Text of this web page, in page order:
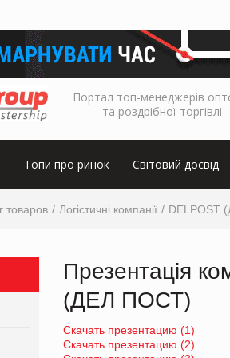
Портал топ-менеджерів
та роздрібної торгівлі
Топи про ринок Світовий досвід
товаров Логістичні компанії DELPOST
Презентація
(ДЕЛ ПОСТ)
Скачать презентацию (1)
Скачать презентацию (2)